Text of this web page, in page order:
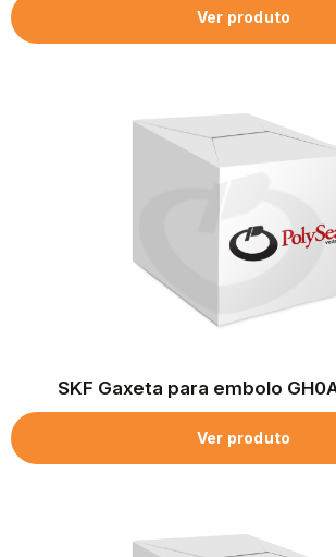
Ver produto
SKF Gaxeta para embolo
Ver produto